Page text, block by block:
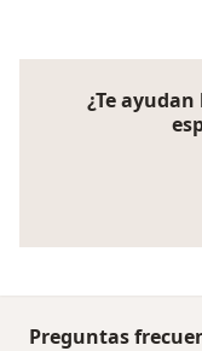
¿Te
Preguntas